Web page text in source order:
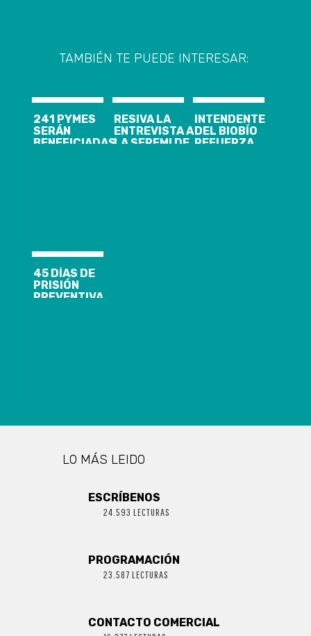
TAMBIÉN TE PUEDE INTERESAR:
241 PYMES
SERÁN
BENEFICIADAS
RESIVA LA
ENTREVISTA A
LA SEREMI DE
INTENDENTE
DEL BIOBÍO
REFUERZA
45 DÍAS DE
PRISIÓN
PREVENTIVA
LO MÁS LEIDO
ESCRÍBENOS
24.593 LECTURAS
PROGRAMACIÓN
23.587 LECTURAS
CONTACTO COMERCIAL